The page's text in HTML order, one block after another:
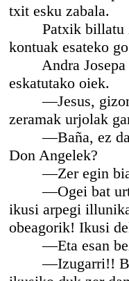
txit esku zabala.
Patxik billatu
kontuak esateko
Andra Josepa
eskatutako oiek.
—Jesus, gizon.
zeramak urjolak
—Baña, ez daki
Don Angelek?
—Zer egin biar
—Ogei bat urte
ikusi arpegi
obeagorik! Ikusi
—Eta esan
—Izugarri!!